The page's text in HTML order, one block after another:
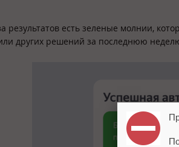
результатов есть зеленые молнии,
других решений за последнюю